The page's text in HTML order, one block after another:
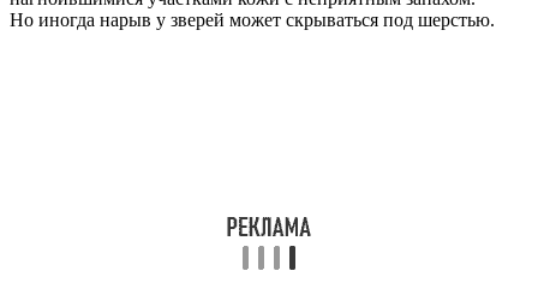
Но иногда нарыв у зверей может скрываться под шерстью.